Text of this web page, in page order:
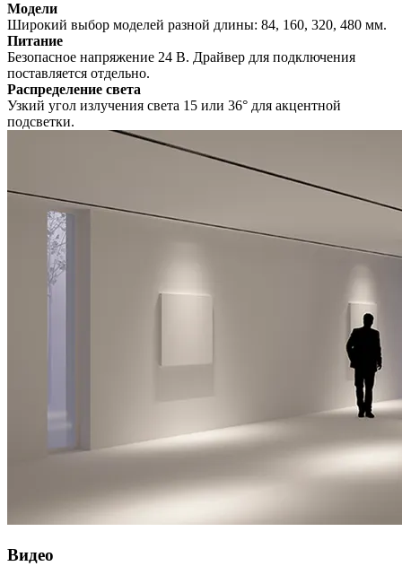
Модели
Широкий выбор моделей разной длины: 84, 160, 320, 480 мм.
Питание
Безопасное напряжение 24 В. Драйвер для подключения
поставляется отдельно.
Распределение света
Узкий угол излучения света 15 или 36° для акцентной
подсветки.
Видео